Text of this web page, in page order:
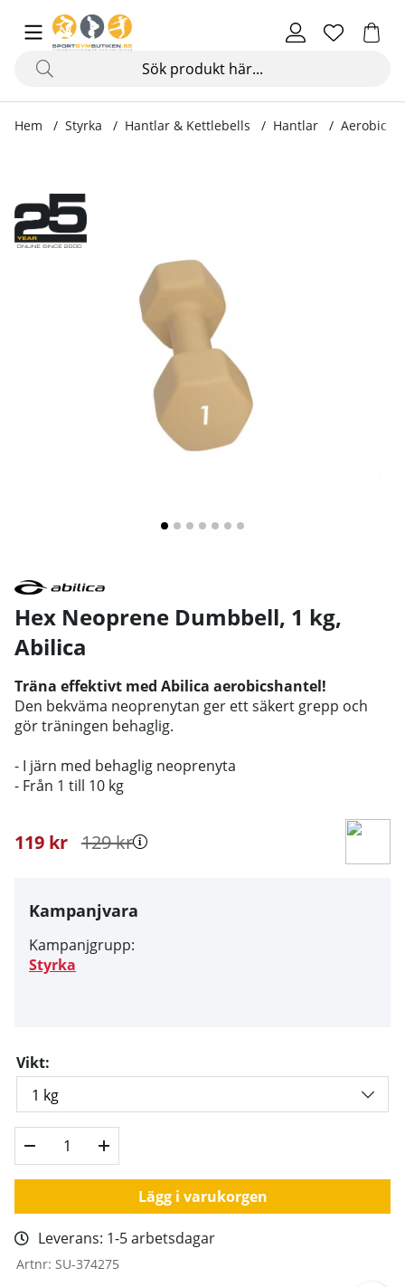
Hem Styrka Hantlar & Kettlebells Hantlar Aerobic
Hex Neoprene Dumbbell, 1 kg,
Abilica
Träna effektivt med Abilica aerobicshantel!
Den bekväma neoprenytan ger ett säkert grepp och
gör träningen behaglig.
- I järn med behaglig neoprenyta
- Från 1 till 10 kg
129kr
119 kr
Kampanjvara
Kampanjgrupp:
Styrka
Vikt:
Lägg i varukorgen
Leverans: 1-5 arbetsdagar
Artnr: SU-374275